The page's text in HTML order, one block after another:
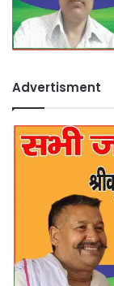
Advertisment